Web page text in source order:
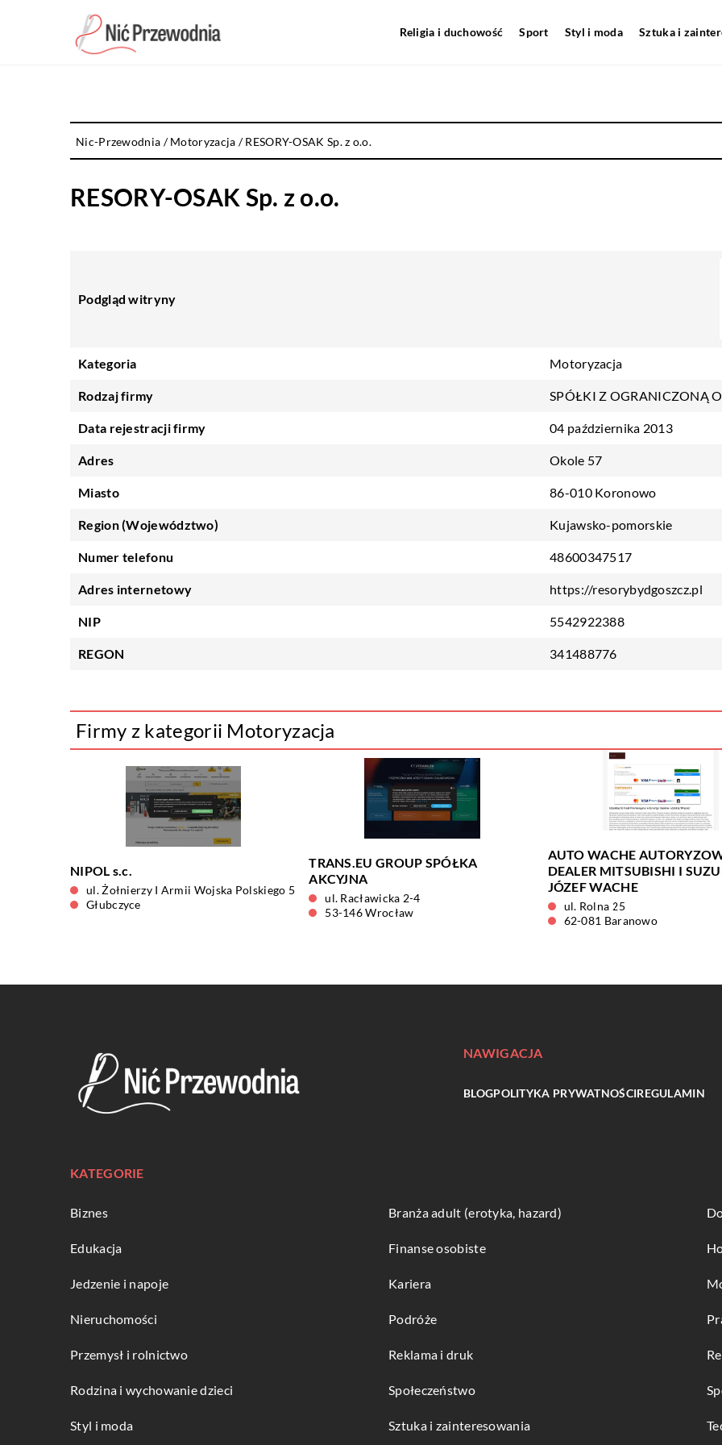
Religia i duchowość Sport Styl i moda Sztuka i
Nic-Przewodnia /Motoryzacja /RESORY-OSAK Sp. z o.o.
RESORY-OSAK Sp. z o.o.
Podgląd witryny
Kategoria Motoryzacja
Rodzaj firmy SPÓŁKI Z OGRANICZONĄ
Data rejestracji firmy 04 października 2013
Adres Okole 57
Miasto 86-010 Koronowo
Region (Województwo) Kujawsko-pomorskie
Numer telefonu 48600347517
Adres internetowy https://resorybydgoszcz.pl
NIP 5542922388
REGON 341488776
Firmy z kategorii Motoryzacja
NIPOL s.c.
ul. Żołnierzy I Armii Wojska Polskiego 5
Głubczyce
TRANS.EU GROUP SPÓŁKA
AKCYJNA
ul. Racławicka 2-4
53-146 Wrocław
AUTO WACHE
DEALER MITSUBISHI I
JÓZEF WACHE
ul. Rolna 25
62-081 Baranowo
NAWIGACJA
BLOGPOLITYKA PRYWATNOŚCIREGULAMIN
KATEGORIE
Biznes Branża adult (erotyka, hazard)
Edukacja Finanse osobiste
Jedzenie i napoje Kariera
Nieruchomości Podróże
Przemysł i rolnictwo Reklama i druk
Rodzina i wychowanie dzieci Społeczeństwo
Styl i moda Sztuka i zainteresowania